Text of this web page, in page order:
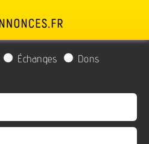
Échanges
Dons